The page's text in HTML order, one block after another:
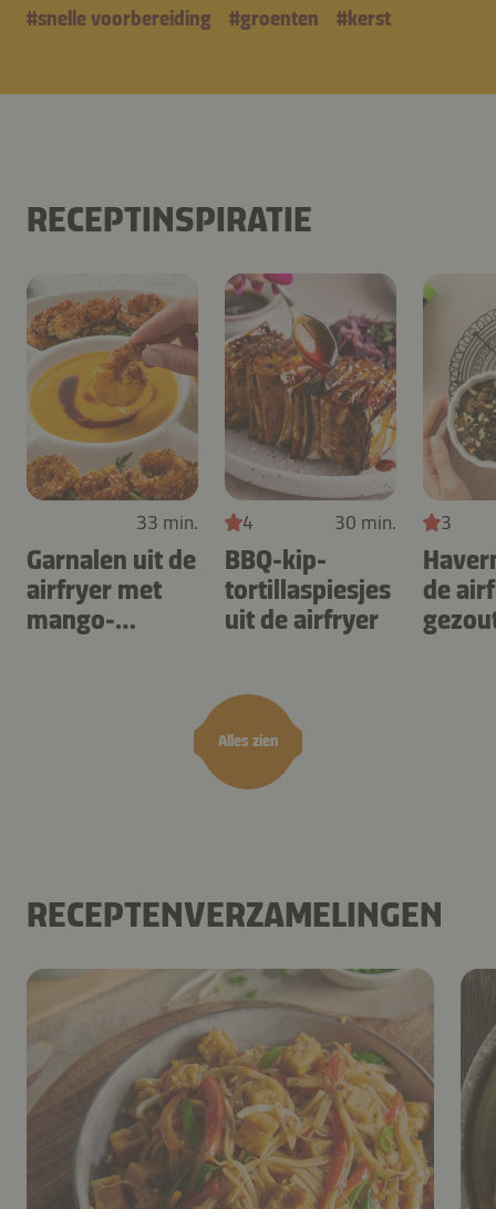
#snelle voorbereiding #groenten #kerst
RECEPTINSPIRATIE
Alles zien
33 min.
Garnalen uit de
airfryer met
mango-
4 30 min.
BBQ-kip-
tortillaspiesjes
uit de airfryer
3
de
RECEPTENVERZAMELINGEN